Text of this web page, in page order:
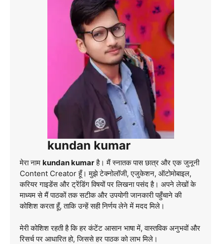
kundan kumar
मेरा नाम kundan kumarहै। मैं स्नातक पास छात्र और एक जुनूनी
Content Creator हूँ। मुझे टेक्नोलॉजी, एजुकेशन, ऑटोमोबाइल,
करियर गाइडेंस और ट्रेंडिंग विषयों पर लिखना पसंद है। अपने लेखों के
माध्यम से मैं पाठकों तक सटीक और उपयोगी जानकारी पहुँचाने की
कोशिश करता हूँ, ताकि उन्हें सही निर्णय लेने में मदद मिले।
मेरी कोशिश रहती है कि हर कंटेंट आसान भाषा में, वास्तविक अनुभवों और
रिसर्च पर आधारित हो, जिससे हर पाठक को लाभ मिले।